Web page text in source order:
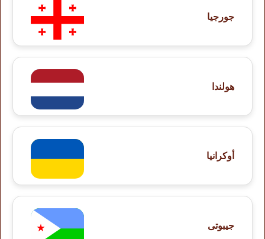
جورجيا
هولندا
أوكرانيا
جيبوتى